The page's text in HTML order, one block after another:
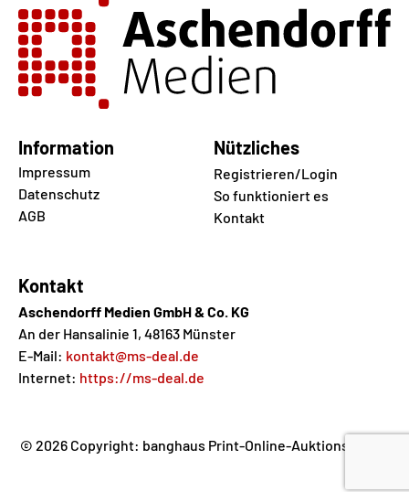
Information
Impressum
Datenschutz
AGB
Nützliches
Registrieren/Login
So funktioniert es
Kontakt
Kontakt
Aschendorff Medien GmbH & Co. KG
An der Hansalinie 1, 48163 Münster
E-Mail: kontakt@ms-deal.de
Internet: https://ms-deal.de
© 2026 Copyright: banghaus Print-Online-Auktions GmbH